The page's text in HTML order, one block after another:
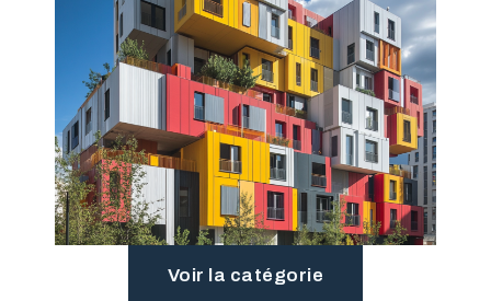
Voir la catégorie